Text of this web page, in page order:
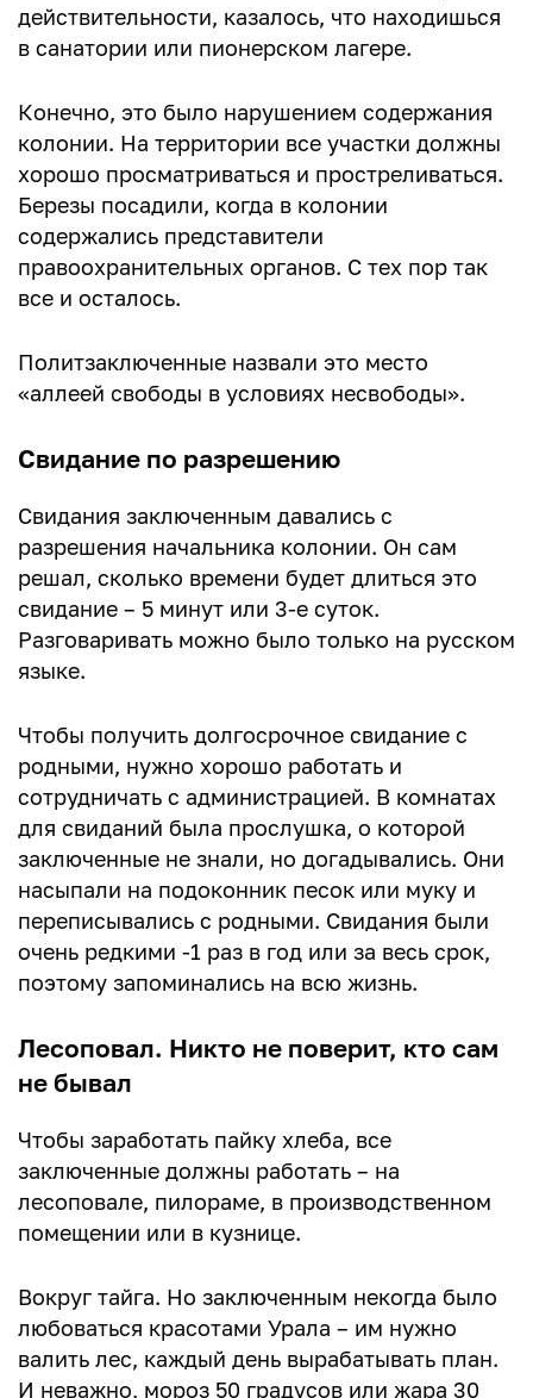
действительности, казалось, что находишься
в санатории или пионерском лагере.
Конечно, это было нарушением содержания
колонии. На территории все участки должны
хорошо просматриваться и простреливаться.
Березы посадили, когда в колонии
содержались представители
правоохранительных органов. С тех пор так
все и осталось.
Политзаключенные назвали это место
«аллеей свободы в условиях несвободы».
Свидание по разрешению
Свидания заключенным давались с
разрешения начальника колонии. Он сам
решал, сколько времени будет длиться это
свидание – 5 минут или 3-е суток.
Разговаривать можно было только на русском
языке.
Чтобы получить долгосрочное свидание с
родными, нужно хорошо работать и
сотрудничать с администрацией. В комнатах
для свиданий была прослушка, о которой
заключенные не знали, но догадывались. Они
насыпали на подоконник песок или муку и
переписывались с родными. Свидания были
очень редкими -1 раз в год или за весь срок,
поэтому запоминались на всю жизнь.
Лесоповал. Никто не поверит, кто сам
не бывал
Чтобы заработать пайку хлеба, все
заключенные должны работать – на
лесоповале, пилораме, в производственном
помещении или в кузнице.
Вокруг тайга. Но заключенным некогда было
любоваться красотами Урала – им нужно
валить лес, каждый день вырабатывать план.
И неважно, мороз 50 градусов или жара 30